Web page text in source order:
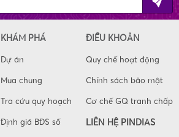
KHÁM PHÁ
Dự án
Mua chung
Tra cứu quy hoạch
Định giá BĐS số
ĐIỀU KHOẢN
Quy chế hoạt động
Chính sách bảo mật
Cơ chế GQ tranh chấp
LIÊN HỆ PINDIAS